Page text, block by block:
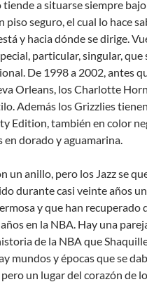
tiende a situarse siempre
piso seguro, el cual lo hace
y hacia dónde se dirige.
particular, singular, que
De 1998 a 2002, antes
Orleans, los Charlotte
Además los Grizzlies
Edition, también en color
en dorado y aguamarina.
un anillo, pero los Jazz se
durante casi veinte años
y que han recuperado
en la NBA. Hay una
de la NBA que
mundos y épocas que se
un lugar del corazón de